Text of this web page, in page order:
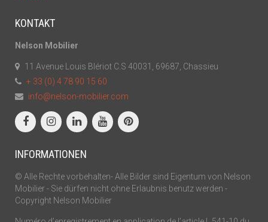
KONTAKT
Nelson Mobilier
11 Avenue Louis Blériot C.S 40031, 69687, Chassieu
+ 33 (0) 4 78 90 15 60
info@nelson-mobilier.com
INFORMATIONEN
© Alle Rechte vorbehalten- Alle Bilder sind Eigentum von Nelson
Mobilier - Sie dürfen nicht ohne Erlaubnis benutz werden -
Copyright Nelson Mobilier